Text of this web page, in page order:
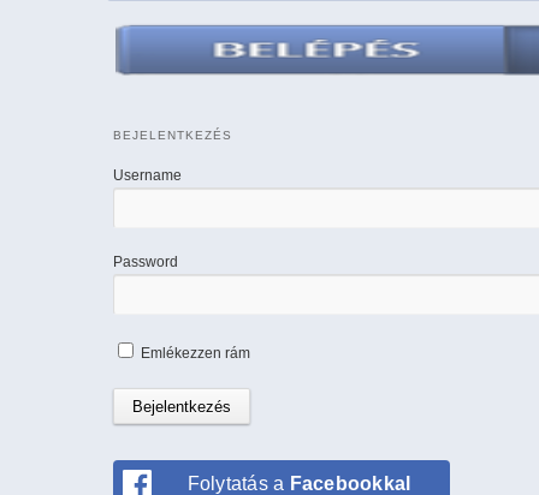
BEJELENTKEZÉS
Username
Password
Emlékezzen rám
Folytatás a Facebookkal